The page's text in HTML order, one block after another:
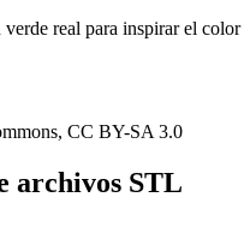
CC BY-SA 3.0
archivos STL